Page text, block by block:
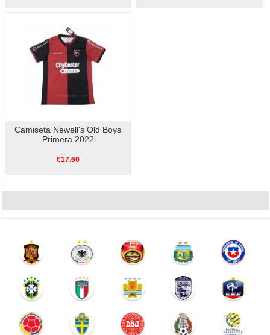
Camiseta Newell's Old Boys
Primera 2022
€17.60